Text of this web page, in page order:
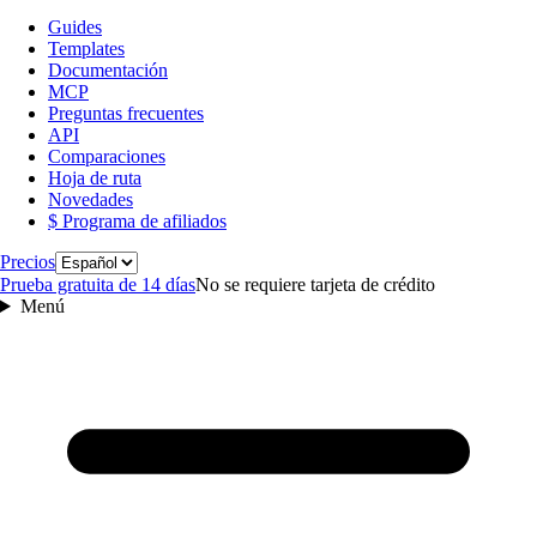
Guides
Templates
Documentación
MCP
Preguntas frecuentes
API
Comparaciones
Hoja de ruta
Novedades
$ Programa de afiliados
PreciosIdioma
Prueba gratuita de 14 díasNo se requiere tarjeta de crédito
Menú